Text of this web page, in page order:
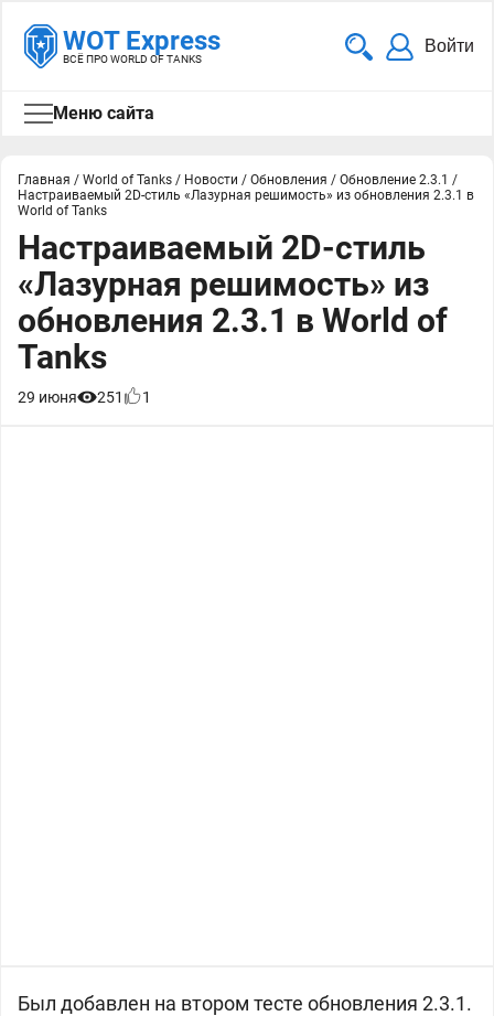
WOT Express
ВСЁ ПРО WORLD OF TANKS
Войти
Меню сайта
Главная / World of Tanks / Новости / Обновления / Обновление 2.3.1 /
Настраиваемый 2D-стиль «Лазурная решимость» из обновления 2.3.1 в
World of Tanks
Настраиваемый 2D-стиль
«Лазурная решимость» из
обновления 2.3.1 в World of
Tanks
29 июня 251 1
Был добавлен на втором тесте обновления 2.3.1.